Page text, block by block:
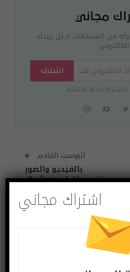
مجاني
في المسابقات ادخل بريدك
الالكتروني
اشترك
الاشتراك ساعة ما تشاء
البوست القادم
بالفيديو والصور
تسريبات توضح شكل
غالاكسي إس 11
اشتراك مجاني